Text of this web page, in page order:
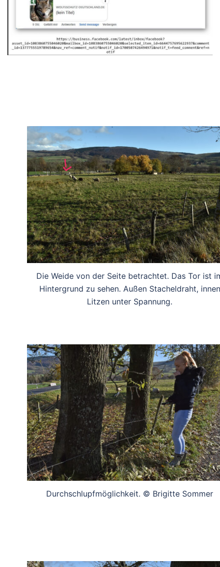
Die Weide von der Seite betrachtet. Das Tor ist
Hintergrund zu sehen. Außen Stacheldraht, innen
Litzen unter Spannung.
Durchschlupfmöglichkeit. © Brigitte Sommer